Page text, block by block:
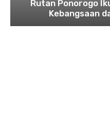
Rutan Ponorogo
Kebangsaan